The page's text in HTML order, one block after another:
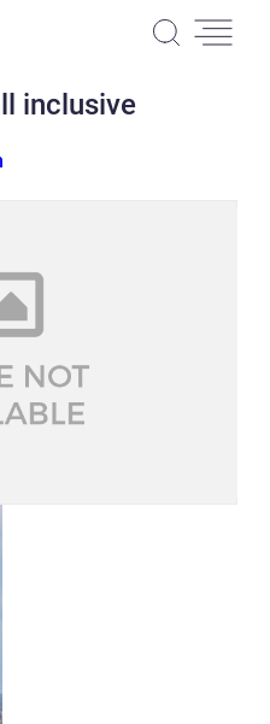
inclusive